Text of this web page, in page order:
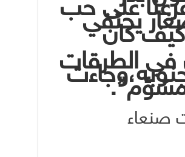
على حب
يحتفي
كيف كان
في الطرقات
صنعاء